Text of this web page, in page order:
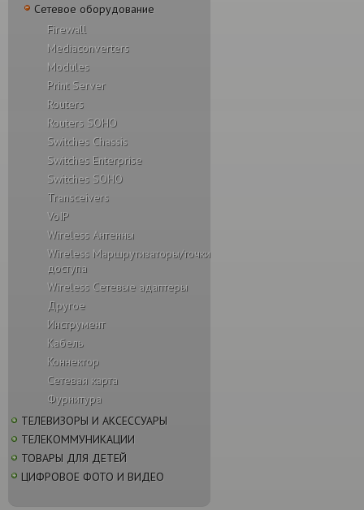
Сетевое оборудование
Firewall
Mediaсonverters
Modules
Print Server
Routers
Routers SOHO
Switches Chassis
Switches Enterprise
Switches SOHO
Transceivers
VoIP
Wireless Антенны
Wireless Маршрутизаторы/точки
доступа
Wireless Сетевые адаптеры
Другое
Инструмент
Кабель
Коннектор
Сетевая карта
Фурнитура
ТЕЛЕВИЗОРЫ И АКСЕССУАРЫ
ТЕЛЕКОММУНИКАЦИИ
ТОВАРЫ ДЛЯ ДЕТЕЙ
ЦИФРОВОЕ ФОТО И ВИДЕО